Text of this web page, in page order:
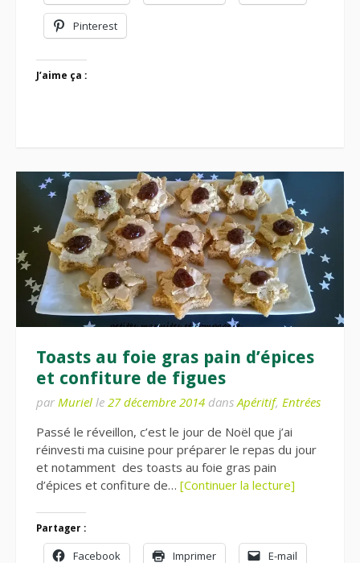
Pinterest
J’aime ça :
Toasts au foie gras pain d’épices
et confiture de figues
par Muriel le 27 décembre 2014 dansApéritif, Entrées
Passé le réveillon, c’est le jour de Noël que j’ai
réinvesti ma cuisine pour préparer le repas du jour
et notamment des toasts au foie gras pain
d’épices et confiture de… [Continuer la lecture]
Partager :
Facebook Imprimer E-mail